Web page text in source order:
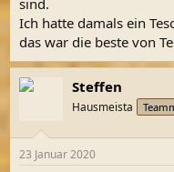
sind.
Ich hatte damals ein
das war die beste von
Steffen
Hausmeista
23 Januar 2020